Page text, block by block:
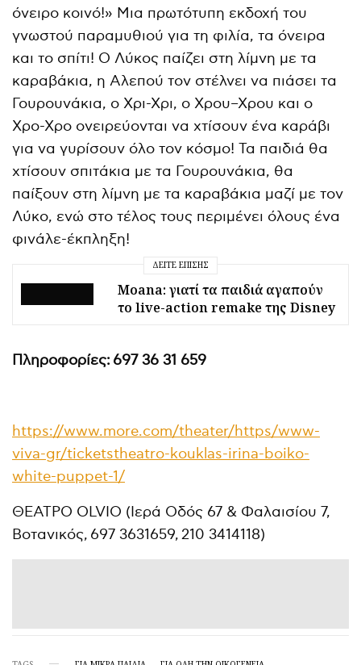
όνειρο κοινό!» Μια πρωτότυπη εκδοχή του
γνωστού παραμυθιού για τη φιλία, τα όνειρα
και το σπίτι! Ο Λύκος παίζει στη λίμνη με τα
καραβάκια, η Αλεπού τον στέλνει να πιάσει τα
Γουρουνάκια, ο Χρι-Χρι, ο Χρου–Χρου και ο
Χρο-Χρο ονειρεύονται να χτίσουν ένα καράβι
για να γυρίσουν όλο τον κόσμο! Τα παιδιά θα
χτίσουν σπιτάκια με τα Γουρουνάκια, θα
παίξουν στη λίμνη με τα καραβάκια μαζί με τον
Λύκο, ενώ στο τέλος τους περιμένει όλους ένα
φινάλε-έκπληξη!
ΔΕΊΤΕ ΕΠΊΣΗΣ
Moana: γιατί τα παιδιά αγαπούν
το live-action remake της Disney
Πληροφορίες: 697 36 31 659
https://www.more.com/theater/https/www-
viva-gr/ticketstheatro-kouklas-irina-boiko-
white-puppet-1/
ΘΕΑΤΡΟ OLVIO (Ιερά Οδός 67 & Φαλαισίου 7,
Βοτανικός, 697 3631659, 210 3414118)